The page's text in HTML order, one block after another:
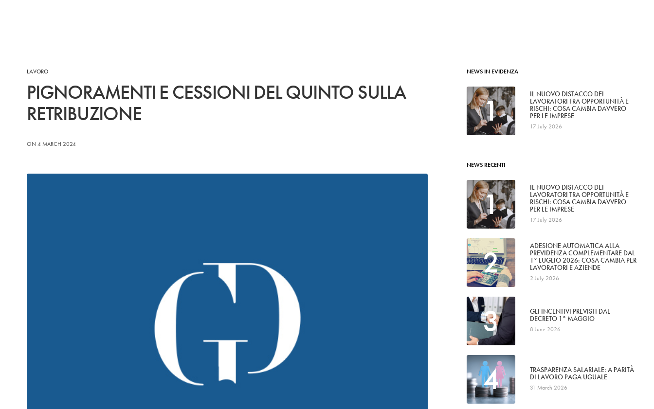
LAVORO
PIGNORAMENTI E CESSIONI DEL QUINTO SULLA
RETRIBUZIONE
ON 4 MARCH 2024
NEWS IN EVIDENZA
1
IL NUOVO DISTACCO DEI
LAVORATORI TRA OPPORTUNITÀ E
RISCHI: COSA CAMBIA DAVVERO
PER LE IMPRESE
17 July 2026
NEWS RECENTI
1
IL NUOVO DISTACCO DEI
LAVORATORI TRA OPPORTUNITÀ E
RISCHI: COSA CAMBIA DAVVERO
PER LE IMPRESE
17 July 2026
2
ADESIONE AUTOMATICA ALLA
PREVIDENZA COMPLEMENTARE DAL
1° LUGLIO 2026: COSA CAMBIA PER
LAVORATORI E AZIENDE
2 July 2026
3
GLI INCENTIVI PREVISTI DAL
DECRETO 1° MAGGIO
8 June 2026
4
TRASPARENZA SALARIALE: A PARITÀ
DI LAVORO PAGA UGUALE
31 March 2026